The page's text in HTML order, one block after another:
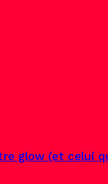
glow (et celui